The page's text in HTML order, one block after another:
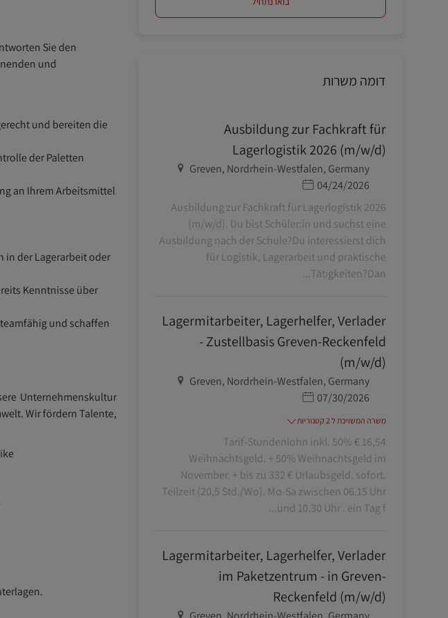
Sie den
und
und bereiten die
der Paletten
an Ihrem Arbeitsmittel
in der Lagerarbeitoder
Kenntnisse über
und schaffen
Unternehmenskultur
Wir fördern Talente,
דומה משרות
Ausbildung zur Fachkraft für
Lagerlogistik 2026 (m/w/d)
מיקום
Greven, Nordrhein-Westfalen, Germany
תאריך פרסום
04/24/2026
Ausbildung zur Fachkraft für Lagerlogistik 2026
(m/w/d). Du bist Schüler:in und suchst eine
Ausbildung nach der Schule?Du interessierst dich
für Logistik, Lagerarbeit und praktische
Tätigkeiten?Dan...
Lagermitarbeiter, Lagerhelfer, Verlader
- Zustellbasis Greven-Reckenfeld
(m/w/d)
מיקום
Greven, Nordrhein-Westfalen, Germany
תאריך פרסום
07/30/2026
משרה המשויכת ל 2 קטגוריות
16,54 € Tarif-Stundenlohn inkl. 50%
Weihnachtsgeld. + 50% Weihnachtsgeld im
November. + bis zu 332 € Urlaubsgeld. sofort.
Teilzeit (20,5 Std./Wo). Mo-Sa zwischen 06.15 Uhr
und 10.30 Uhr . ein Tag f...
Lagermitarbeiter, Lagerhelfer, Verlader
im Paketzentrum - in Greven-
Reckenfeld (m/w/d)
מיקום